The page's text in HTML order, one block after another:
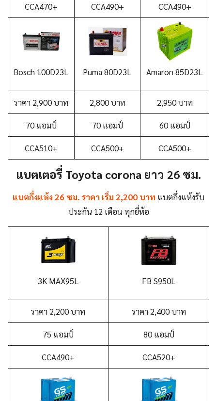
CCA470+ CCA490+ CCA490+
Bosch 100D23L Puma 80D23L Amaron 85D23L
ราคา 2,900 บาท 2,800 บาท 2,950 บาท
70 แอมป์ 70 แอมป์ 60 แอมป์
CCA510+ CCA500+ CCA500+
แบตเตอรี่ Toyota corona ยาว 26 ซม.
แบตกึ่งแห้ง 26 ซม. ราคา เริ่ม 2,200 บาท แบตกึ่งแห้งรับ
ประกัน 12 เดือน ทุกยี่ห้อ
3K MAX95L FB S950L
ราคา 2,200 บาท ราคา 2,400 บาท
75 แอมป์ 80 แอมป์
CCA490+ CCA520+